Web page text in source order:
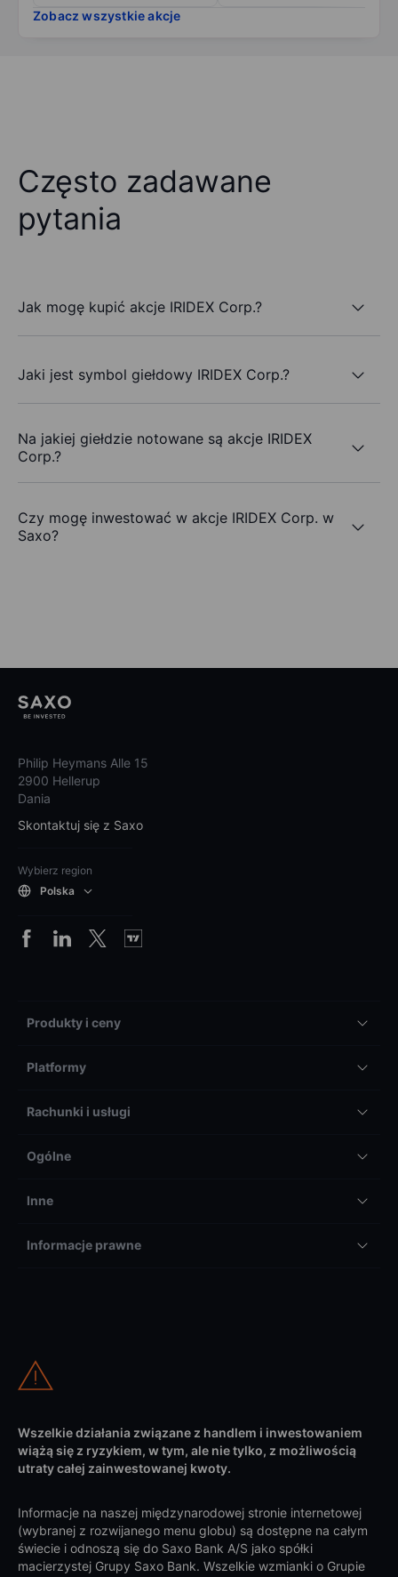
Zobacz wszystkie akcje
Często zadawane
pytania
Jak mogę kupić akcje IRIDEX Corp.?
Jaki jest symbol giełdowy IRIDEX Corp.?
Na jakiej giełdzie notowane są akcje IRIDEX
Corp.?
Czy mogę inwestować w akcje IRIDEX Corp. w
Saxo?
Philip Heymans Alle 15
2900 Hellerup
Dania
Skontaktuj się z Saxo
Wybierz region
Polska
Produkty i ceny
Platformy
Rachunki i usługi
Ogólne
Inne
Informacje prawne
Wszelkie działania związane z handlem i inwestowaniem
wiążą się z ryzykiem, w tym, ale nie tylko, z możliwością
utraty całej zainwestowanej kwoty.
Informacje na naszej międzynarodowej stronie internetowej
(wybranej z rozwijanego menu globu) są dostępne na całym
świecie i odnoszą się do Saxo Bank A/S jako spółki
macierzystej Grupy Saxo Bank. Wszelkie wzmianki o Grupie